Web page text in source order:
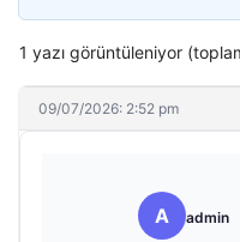
1 yazı görüntüleniyor
09/07/2026: 2:52 pm
A admin